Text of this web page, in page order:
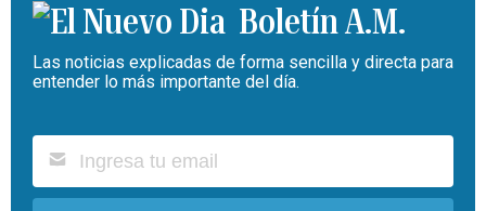
Boletín A.M.
Las noticias explicadas de forma sencilla y directa para
entender lo más importante del día.